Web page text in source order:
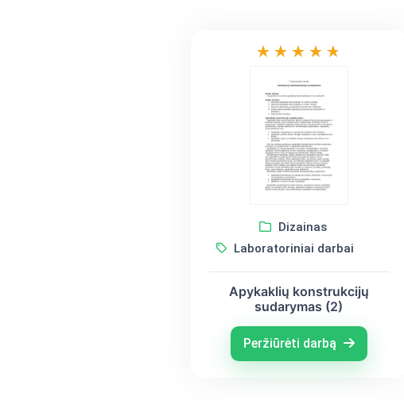
Dizainas
Laboratoriniai darbai
Apykaklių konstrukcijų
sudarymas (2)
Peržiūrėti darbą